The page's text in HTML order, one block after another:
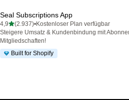
Seal Subscriptions App
4,9von 5 Sternen
(2.937)
2937 Rezensionen insgesamt
•Kostenloser Plan verfügbar
Steigere Umsatz & Kundenbindung mit
Mitgliedschaften!
Built for Shopify